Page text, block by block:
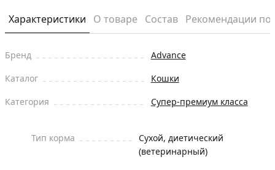
Характеристики О товаре Состав Рекомендации
Бренд
Advance
Каталог
Кошки
Категория
Супер-премиум класса
Тип корма
Сухой, диетический
(ветеринарный)